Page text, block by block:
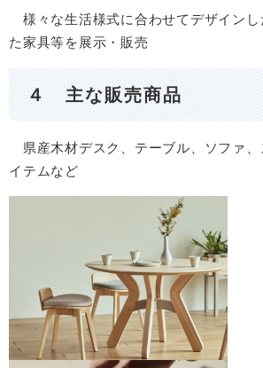
様々な生活様式に合わせてデザインし
た家具等を展示・販売
４ 主な販売商品
県産木材デスク、テーブル、ソファ、
イテムなど